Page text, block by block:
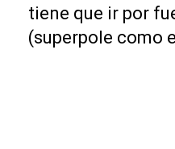
tiene que ir por
(superpole como